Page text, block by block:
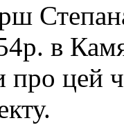
в
про цей